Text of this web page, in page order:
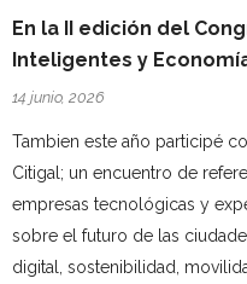
En la II edición del
Inteligentes y
14 junio, 2026
Tambien este año participé
Citigal; un encuentro de
empresas tecnológicas y
sobre el futuro de las
digital, sostenibilidad,